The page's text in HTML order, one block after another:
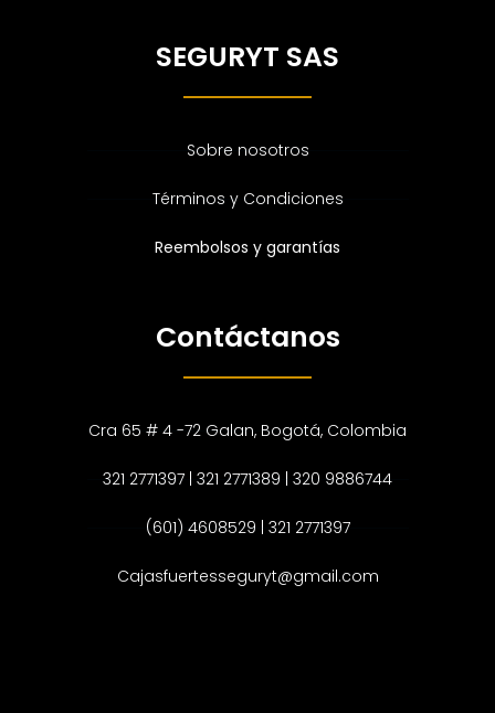
SEGURYT SAS
Sobre nosotros
Términos y Condiciones
Reembolsos y garantías
Contáctanos
Cra 65 # 4 -72 Galan, Bogotá, Colombia
321 2771397 | 321 2771389 | 320 9886744
(601) 4608529 | 321 2771397
Cajasfuertesseguryt@gmail.com